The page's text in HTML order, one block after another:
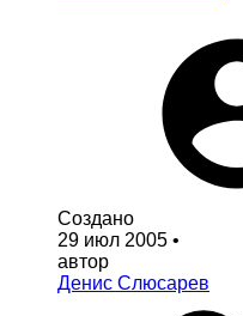
Создано
29 июл 2005 •
автор
Денис Слюсарев